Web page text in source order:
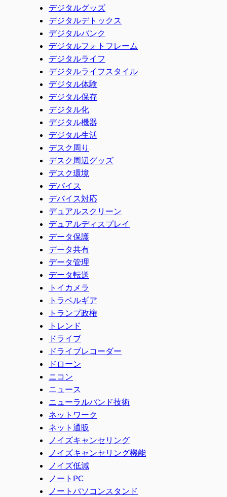
デジタルグッズ
デジタルデトックス
デジタルバンク
デジタルフォトフレーム
デジタルライフ
デジタルライフスタイル
デジタル体験
デジタル保存
デジタル化
デジタル機器
デジタル生活
デスク周り
デスク周辺グッズ
デスク環境
デバイス
デバイス対応
デュアルスクリーン
デュアルディスプレイ
データ保護
データ共有
データ管理
データ転送
トイカメラ
トラベルギア
トランプ政権
トレンド
ドライブ
ドライブレコーダー
ドローン
ニコン
ニュース
ニューラルバンド技術
ネットワーク
ネット通販
ノイズキャンセリング
ノイズキャンセリング機能
ノイズ低減
ノートPC
ノートパソコンスタンド